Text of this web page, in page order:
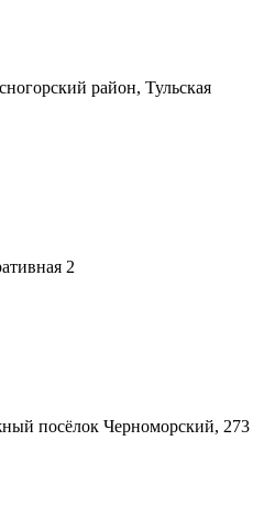
район, Тульская
2
посёлок Черноморский, 273